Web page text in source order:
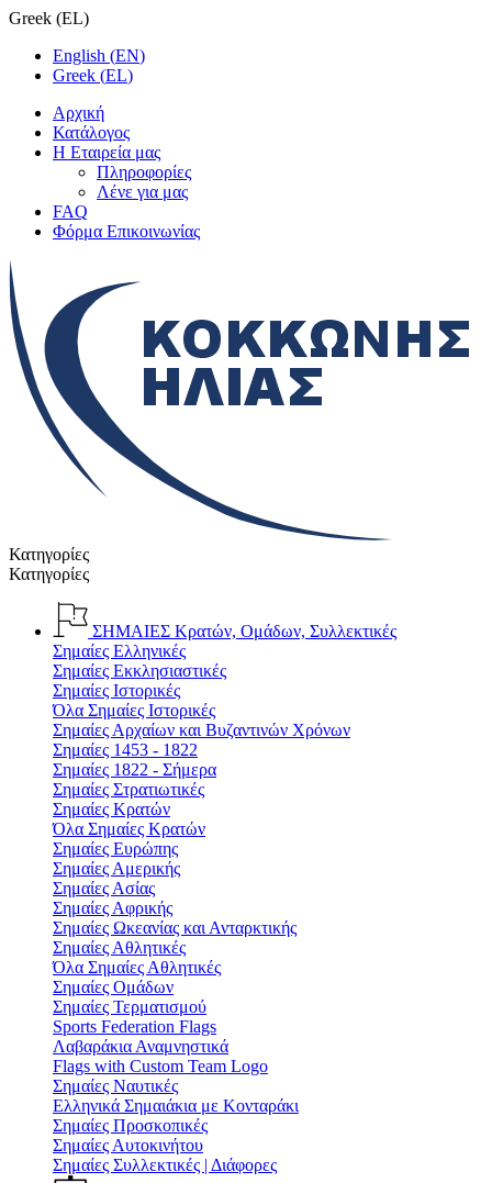
Greek (EL)
English (EN)
Greek (EL)
Αρχική
Κατάλογος
Η Εταιρεία μας
Πληροφορίες
Λένε για μας
FAQ
Φόρμα Επικοινωνίας
Κατηγορίες
Κατηγορίες
ΣΗΜΑΙΕΣ Κρατών, Ομάδων, Συλλεκτικές
Σημαίες Ελληνικές
Σημαίες Εκκλησιαστικές
Σημαίες Ιστορικές
Όλα Σημαίες Ιστορικές
Σημαίες Αρχαίων και Βυζαντινών Χρόνων
Σημαίες 1453 - 1822
Σημαίες 1822 - Σήμερα
Σημαίες Στρατιωτικές
Σημαίες Κρατών
Όλα Σημαίες Κρατών
Σημαίες Ευρώπης
Σημαίες Αμερικής
Σημαίες Ασίας
Σημαίες Αφρικής
Σημαίες Ωκεανίας και Ανταρκτικής
Σημαίες Αθλητικές
Όλα Σημαίες Αθλητικές
Σημαίες Ομάδων
Σημαίες Τερματισμού
Sports Federation Flags
Λαβαράκια Αναμνηστικά
Flags with Custom Team Logo
Σημαίες Ναυτικές
Ελληνικά Σημαιάκια με Κονταράκι
Σημαίες Προσκοπικές
Σημαίες Αυτοκινήτου
Σημαίες Συλλεκτικές | Διάφορες